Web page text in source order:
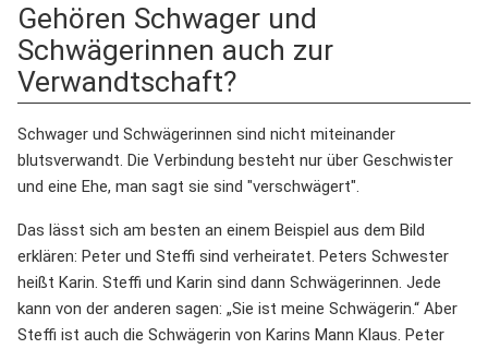
Gehören Schwager und
Schwägerinnen auch zur
Verwandtschaft?
Schwager und Schwägerinnen sind nicht miteinander
blutsverwandt. Die Verbindung besteht nur über Geschwister
und eine Ehe, man sagt sie sind "verschwägert".
Das lässt sich am besten an einem Beispiel aus dem Bild
erklären: Peter und Steffi sind verheiratet. Peters Schwester
heißt Karin. Steffi und Karin sind dann Schwägerinnen. Jede
kann von der anderen sagen: „Sie ist meine Schwägerin.“ Aber
Steffi ist auch die Schwägerin von Karins Mann Klaus. Peter